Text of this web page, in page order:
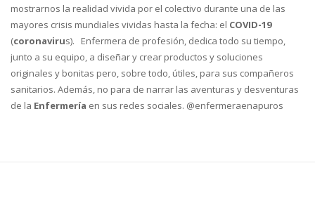
mostrarnos la realidad vivida por el colectivo durante una de las
mayores crisis mundiales vividas hasta la fecha: el COVID-19
(coronavirus). Enfermera de profesión, dedica todo su tiempo,
junto a su equipo, a diseñar y crear productos y soluciones
originales y bonitas pero, sobre todo, útiles, para sus compañeros
sanitarios. Además, no para de narrar las aventuras y desventuras
de la Enfermería en sus redes sociales. @enfermeraenapuros